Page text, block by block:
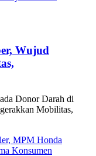
Wujud
Donor Darah di
Mobilitas,